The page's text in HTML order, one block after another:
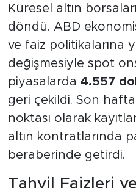
Küresel altın
döndü. ABD
ve faiz politikalarına
değişmesiyle spot
piyasalarda 4.557
geri çekildi. Son
noktası olarak
altın kontratlarında
beraberinde getirdi.
Tahvil Faizleri